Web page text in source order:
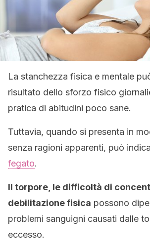
La stanchezza fisica e mentale
risultato dello sforzo fisico
pratica di abitudini poco sane.
Tuttavia, quando si presenta in
senza ragioni apparenti, può
fegato.
Il torpore, le difficoltà di
debilitazione fisica possono
problemi sanguigni causati dalle
eccesso.